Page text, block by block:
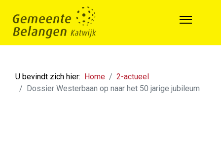
U bevindt zich hier: Home
2-actueel
Dossier Westerbaan op naar het 50 jarige jubileum